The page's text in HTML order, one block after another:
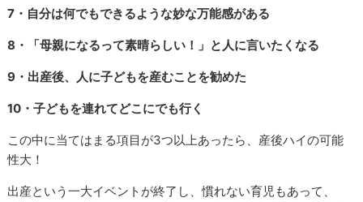
7・自分は何でもできるような妙な万能感がある
8・「母親になるって素晴らしい！」と人に言いたくなる
9・出産後、人に子どもを産むことを勧めた
10・子どもを連れてどこにでも行く
この中に当てはまる項目が3つ以上あったら、産後ハイの可能
性大！
出産という一大イベントが終了し、慣れない育児もあって、